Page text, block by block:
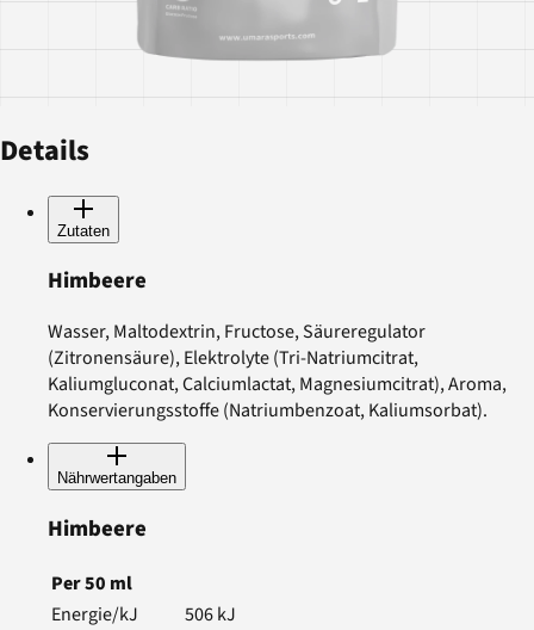
Details
Zutaten
Himbeere
Wasser, Maltodextrin, Fructose, Säureregulator
(Zitronensäure), Elektrolyte (Tri-Natriumcitrat,
Kaliumgluconat, Calciumlactat, Magnesiumcitrat), Aroma,
Konservierungsstoffe (Natriumbenzoat, Kaliumsorbat).
Nährwertangaben
Himbeere
Per50 ml
Energie/kJ
506kJ